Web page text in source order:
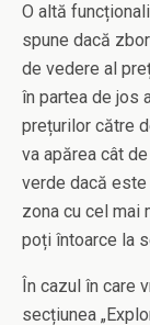
O altă
spune dacă
de vedere al
în partea de jos
prețurilor către
va apărea cât
verde dacă
zona cu cel mai
poți întoarce la
În cazul în care
secțiunea